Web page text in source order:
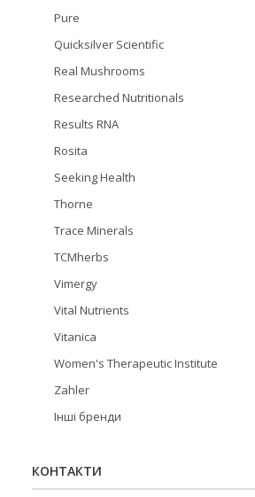
Pure
Quicksilver Scientific
Real Mushrooms
Researched Nutritionals
Results RNA
Rosita
Seeking Health
Thorne
Trace Minerals
TCMherbs
Vimergy
Vital Nutrients
Vitanica
Women's Therapeutic Institute
Zahler
Інші бренди
КОНТАКТИ